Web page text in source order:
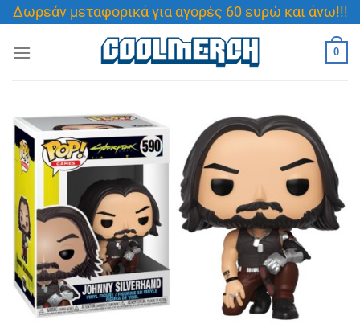
Μετάβαση
στο
περιεχόμενο
Δωρεάν μεταφορικά για αγορές 60 ευρώ και άνω!!!
0